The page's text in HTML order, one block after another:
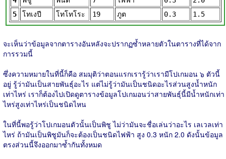
5
โทเงปี โทโทโระ 19 ภูต 0.3 1.5
จะเห็นว่าข้อมูลจากตารางอันหลังจะปรากฏซ้ำหลายตัวในตารางที่ได้จาก
การรวมนี้
ซึ่งความหมายในที่นี้ก็คือ สมมุติว่าตอนแรกเรารู้ว่าเรามีโปเกมอน ๖ ตัวนี้
อยู่ รู้ว่ามันเป็นสายพันธุ์อะไร แต่ไม่รู้ว่ามันเป็นชนิดอะไรส่วนสูงน้ำหนัก
เท่าไหร่ เราก็ต้องไปเปิดดูตารางข้อมูลโปเกมอนว่าสายพันธุ์นี้มีน้ำหนักเท่า
ไหร่สูงเท่าไหร่เป็นชนิดไหน
ในที่นี้พอรู้ว่าโปเกมอนตัวนั้นเป็นพิชู ไม่ว่ามันจะชื่อเล่นว่าอะไร เลเวลเท่า
ไหร่ ถ้ามันเป็นพิชูมันก็จะต้องเป็นชนิดไฟฟ้า สูง 0.3 หนัก 2.0 ดังนั้นข้อมูล
ตรงส่วนนี้จึงออกมาซ้ำกันทั้งหมด